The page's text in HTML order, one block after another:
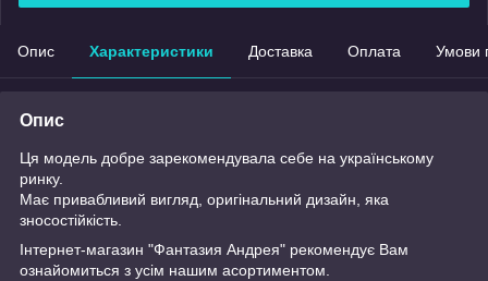
Опис Характеристики Доставка Оплата Умови
Опис
Ця модель добре зарекомендувала себе на українському
ринку.
Має привабливий вигляд, оригінальний дизайн, яка
зносостійкість.
Інтернет-магазин "Фантазия Андрея" рекомендує Вам
ознайомиться з усім нашим асортиментом.